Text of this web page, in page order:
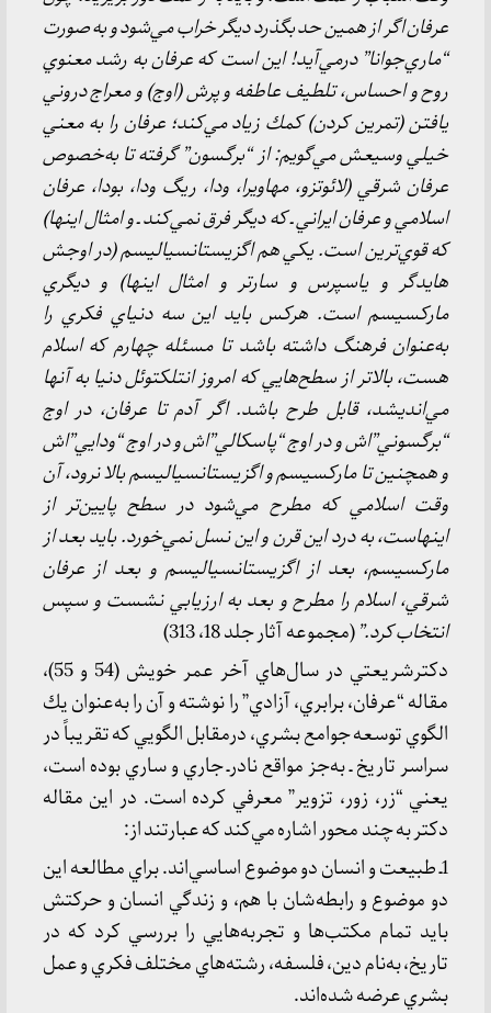
عرفان اگر از همين حد بگذرد ديگر خراب مي‌شود و به صورت
“ماري‌جوانا” درمي‌آيد! اين است كه عرفان به رشد معنوي
روح و احساس، تلطيف عاطفه و پرش (اوج) و معراج دروني
يافتن (تمرين كردن) كمك زياد مي‌كند؛ عرفان را به معني
خيلي وسيعش مي‌گويم: از “برگسون” گرفته تا به‌خصوص
عرفان شرقي (لائوتزو، مهاويرا، ودا، ريگ ودا، بودا، عرفان
اسلامي و عرفان ايراني ـ كه ديگر فرق نمي‌كند ـ و امثال اينها)
كه قوي‌ترين است. يكي هم اگزيستانسياليسم (در اوجش
هايدگر و ياسپرس و سارتر و امثال اينها) و ديگري
ماركسيسم است. هركس بايد اين سه دنياي فكري را
به‌عنوان فرهنگ داشته باشد تا مسئله چهارم كه اسلام
هست، بالاتر از سطح‌هايي كه امروز انتلكتوئل دنيا به آنها
مي‌انديشد، قابل طرح باشد. اگر آدم تا عرفان، در اوج
“برگسوني”اش و در اوج “پاسكالي”‌اش و در اوج “ودايي”‌اش
و همچنين تا ماركسيسم و اگزيستانسياليسم بالا نرود، آن
وقت اسلامي كه مطرح مي‌شود در سطح پايين‌تر از
اينهاست، به درد اين قرن و اين نسل نمي‌خورد. بايد بعد از
ماركسيسم، بعد از اگزيستانسياليسم و بعد از عرفان
شرقي، اسلام را مطرح و بعد به ارزيابي نشست و سپس
انتخاب كرد.”(مجموعه آثار جلد 18، 313)
دكترشريعتي در سال‌هاي آخر عمر خويش (54 و 55)،
مقاله “عرفان، برابري، آزادي” را نوشته و آن را به‌عنوان يك
الگوي توسعه جوامع بشري، درمقابل الگويي كه تقريباً در
سراسر تاريخ ـ به‌جز مواقع نادرـ جاري و ساري بوده است،
يعني “زر، زور، تزوير” معرفي كرده است. در اين مقاله
دكتر به چند محور اشاره مي‌كند كه عبارتند از:
1ـ طبيعت و انسان دو موضوع اساسي‌اند. براي مطالعه اين
دو موضوع و رابطه‌شان با هم، و زندگي انسان و حركتش
بايد تمام مكتب‌ها و تجربه‌هايي را بررسي كرد كه در
تاريخ، به‌نام دين، فلسفه، رشته‌هاي مختلف فكري و عمل
بشري عرضه شده‌اند.